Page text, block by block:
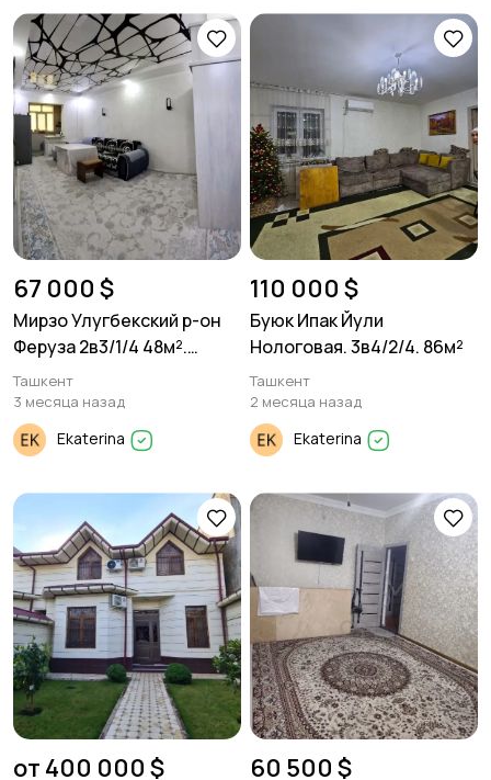
67 000 $
Мирзо Улугбекский р-он
Феруза 2в3/1/4 48м².
панель.
Ташкент
3 месяца назад
Ekaterina
110 000 $
Буюк Ипак Йули
Нологовая. 3в4/2/4. 86м²
Ташкент
2 месяца назад
Ekaterina
от 400 000 $ 60 500 $